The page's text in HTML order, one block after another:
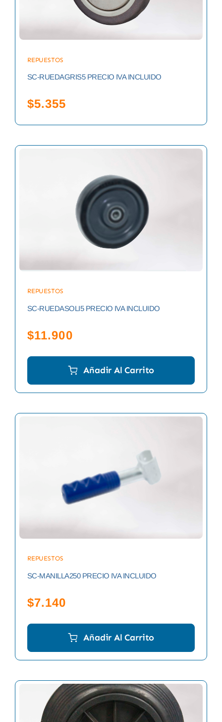
REPUESTOS
SC-RUEDAGRIS5 PRECIO IVA INCLUIDO
$5.355
REPUESTOS
SC-RUEDASOLI5 PRECIO IVA INCLUIDO
$11.900
Añadir Al Carrito
REPUESTOS
SC-MANILLA250 PRECIO IVA INCLUIDO
$7.140
Añadir Al Carrito